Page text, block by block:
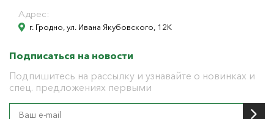
Адрес:
г. Гродно, ул. Ивана Якубовского, 12К
Подписаться на новости
Подпишитесь на рассылку и узнавайте о новинках и
спец. предложениях первыми